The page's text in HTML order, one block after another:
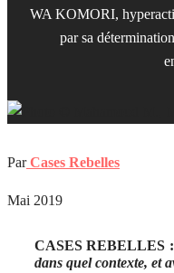
WA KOMORI,
par sa
ParCases Rebelles
Mai 2019
CASES REBELLES
dans quel contexte, et